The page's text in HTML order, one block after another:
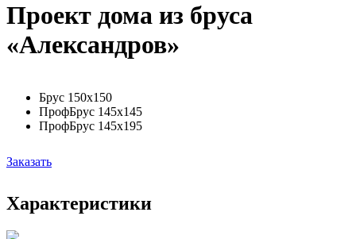
Проект дома из бруса
«Александров»
Брус 150х150
ПрофБрус 145х145
ПрофБрус 145х195
Заказать
Характеристики